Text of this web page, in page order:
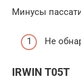
Минусы
Не
IRWIN T05T